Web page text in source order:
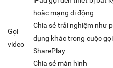
Gọi
video
hoặc mạng di động
Chia sẻ trải nghiệm như
dụng khác trong cuộc
SharePlay
Chia sẻ màn hình